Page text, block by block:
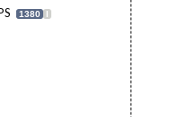
1380 I